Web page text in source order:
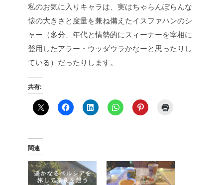
私のお気に入りキャラは、実はちゃらんぽらんな
懐の大きさと度量を兼ね備えたイスファハンのシ
ャー（多分、年代と情勢的にスィーナーを宰相に
登用したアラー・ウッダウラかなーと思ったりし
ている）だったりします。
共有:
関連